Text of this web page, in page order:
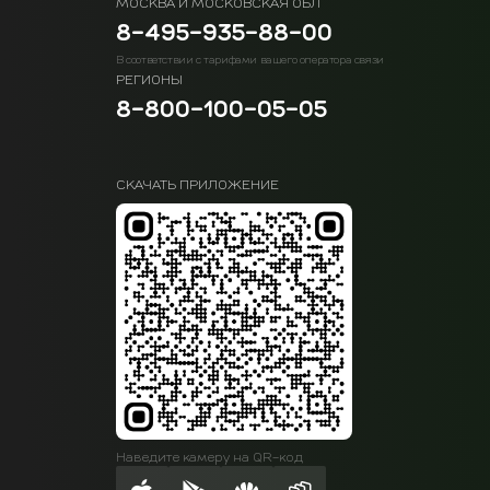
МОСКВА И МОСКОВСКАЯ ОБЛ
8-495-935-88-00
В соответствии с тарифами вашего оператора связи
РЕГИОНЫ
8-800-100-05-05
СКАЧАТЬ ПРИЛОЖЕНИЕ
Наведите камеру на QR-код